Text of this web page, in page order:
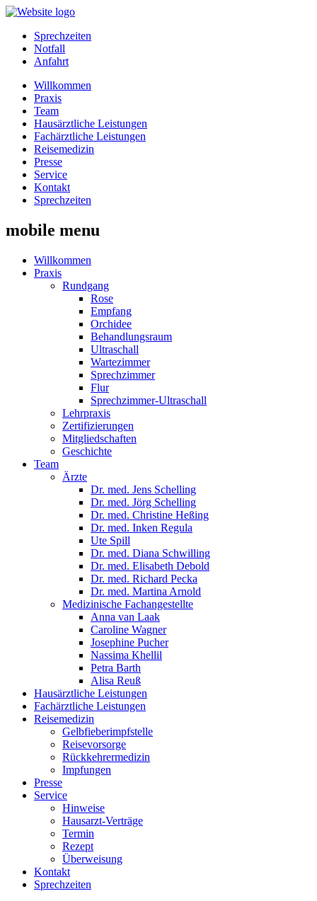
Sprechzeiten
Notfall
Anfahrt
Willkommen
Praxis
Team
Hausärztliche Leistungen
Fachärztliche Leistungen
Reisemedizin
Presse
Service
Kontakt
Sprechzeiten
mobile menu
Willkommen
Praxis
Rundgang
Rose
Empfang
Orchidee
Behandlungsraum
Ultraschall
Wartezimmer
Sprechzimmer
Flur
Sprechzimmer-Ultraschall
Lehrpraxis
Zertifizierungen
Mitgliedschaften
Geschichte
Team
Ärzte
Dr. med. Jens Schelling
Dr. med. Jörg Schelling
Dr. med. Christine Heßing
Dr. med. Inken Regula
Ute Spill
Dr. med. Diana Schwilling
Dr. med. Elisabeth Debold
Dr. med. Richard Pecka
Dr. med. Martina Arnold
Medizinische Fachangestellte
Anna van Laak
Caroline Wagner
Josephine Pucher
Nassima Khellil
Petra Barth
Alisa Reuß
Hausärztliche Leistungen
Fachärztliche Leistungen
Reisemedizin
Gelbfieberimpfstelle
Reisevorsorge
Rückkehrermedizin
Impfungen
Presse
Service
Hinweise
Hausarzt-Verträge
Termin
Rezept
Überweisung
Kontakt
Sprechzeiten